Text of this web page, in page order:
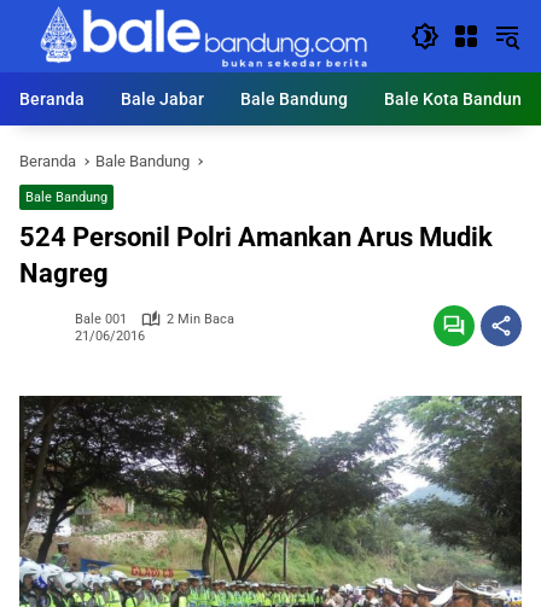
Langsung
konten
Beranda
Bale Jabar Bale Bandung Bale Kota Bandung
Beranda Bale Bandung
Bale Bandung
524 Personil Polri Amankan Arus Mudik
Nagreg
Bale 001
2 Min Baca
21/06/2016